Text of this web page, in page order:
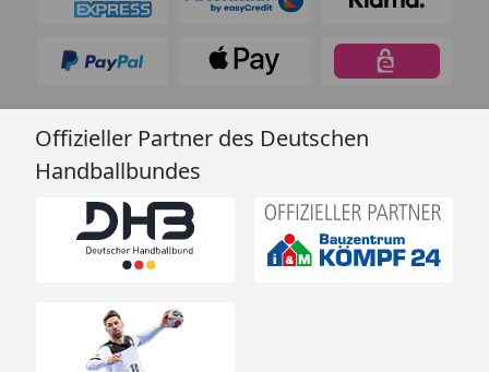
Offizieller Partner des Deutschen
Handballbundes